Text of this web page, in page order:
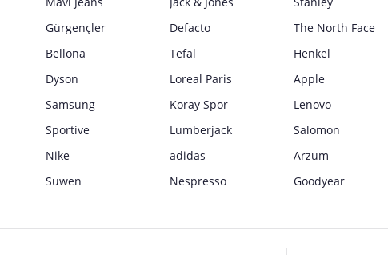
Gürgençler
Defacto
The North Face
Bellona
Tefal
Henkel
Dyson
Loreal Paris
Apple
Samsung
Koray Spor
Lenovo
Sportive
Lumberjack
Salomon
Nike
adidas
Arzum
Suwen
Nespresso Goodyear